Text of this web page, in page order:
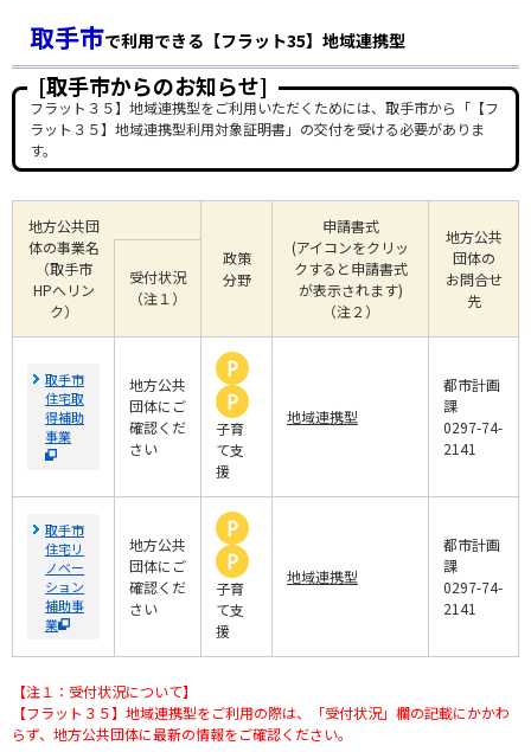
取手市で利用できる【フラット35】地域連携型
[取手市からのお知らせ]
フラット３５】地域連携型をご利用いただくためには、取手市から「【フ
ラット３５】地域連携型利用対象証明書」の交付を受ける必要がありま
す。
地方公共団
体の事業名
（取手市
HPへリン
ク）
政策
分野
申請書式
(アイコンをクリッ
クすると申請書式
が表示されます)
（注２）
地方公共
団体の
お問合せ
先
受付状況
（注１）
取手市
住宅取
得補助
事業
地方公共
団体にご
確認くだ
さい
子育
て支
援
地域連携型
都市計画
課
0297-74-
2141
取手市
住宅リ
ノベー
ション
補助事
業
地方公共
団体にご
確認くだ
さい
子育
て支
援
地域連携型
都市計画
課
0297-74-
2141
【注１：受付状況について】
【フラット３５】地域連携型をご利用の際は、「受付状況」欄の記載にかかわ
らず、地方公共団体に最新の情報をご確認ください。